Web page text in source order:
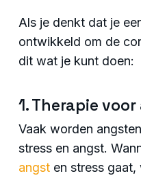
Als je denkt dat je
ontwikkeld om de
dit wat je kunt doen:
1. Therapie
Vaak worden
stress en angst.
angsten stress gaat,